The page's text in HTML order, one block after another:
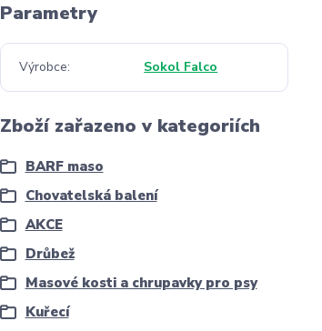
Parametry
Výrobce Sokol Falco
Zboží zařazeno v kategoriích
BARF maso
Chovatelská balení
AKCE
Drůbež
Masové kosti a chrupavky pro psy
Kuřecí